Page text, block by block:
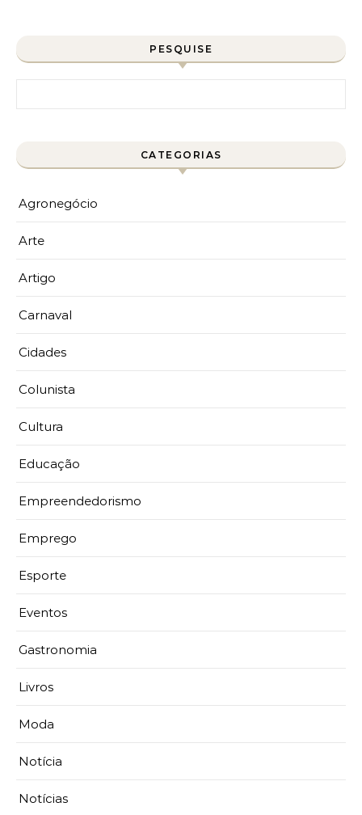
PESQUISE
CATEGORIAS
Agronegócio
Arte
Artigo
Carnaval
Cidades
Colunista
Cultura
Educação
Empreendedorismo
Emprego
Esporte
Eventos
Gastronomia
Livros
Moda
Notícia
Notícias